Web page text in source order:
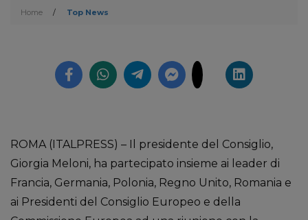
Home / Top News
ROMA (ITALPRESS) – Il presidente del Consiglio,
Giorgia Meloni, ha partecipato insieme ai leader di
Francia, Germania, Polonia, Regno Unito, Romania e
ai Presidenti del Consiglio Europeo e della